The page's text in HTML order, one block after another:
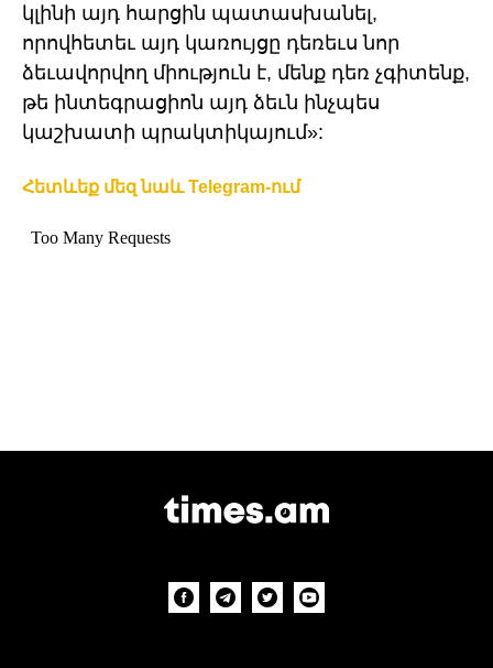
կլինի այդ հարցին պատասխանել,
որովհետեւ այդ կառույցը դեռեւս նոր
ձեւավորվող միություն է, մենք դեռ չգիտենք,
թե ինտեգրացիոն այդ ձեւն ինչպես
կաշխատի պրակտիկայում»:
Հետևեք մեզ նաև Telegram-ում